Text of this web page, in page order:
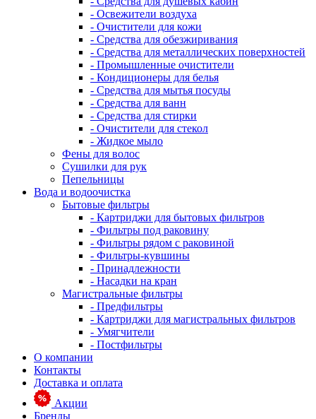
- Освежители воздуха
- Очистители для кожи
- Средства для обезжиривания
- Средства для металлических поверхностей
- Промышленные очистители
- Кондиционеры для белья
- Средства для мытья посуды
- Средства для ванн
- Средства для стирки
- Очистители для стекол
- Жидкое мыло
Фены для волос
Сушилки для рук
Пепельницы
Вода и водоочистка
Бытовые фильтры
- Картриджи для бытовых фильтров
- Фильтры под раковину
- Фильтры рядом с раковиной
- Фильтры-кувшины
- Принадлежности
- Насадки на кран
Магистральные фильтры
- Предфильтры
- Картриджи для магистральных фильтров
- Умягчители
- Постфильтры
О компании
Контакты
Доставка и оплата
Акции
Бренды